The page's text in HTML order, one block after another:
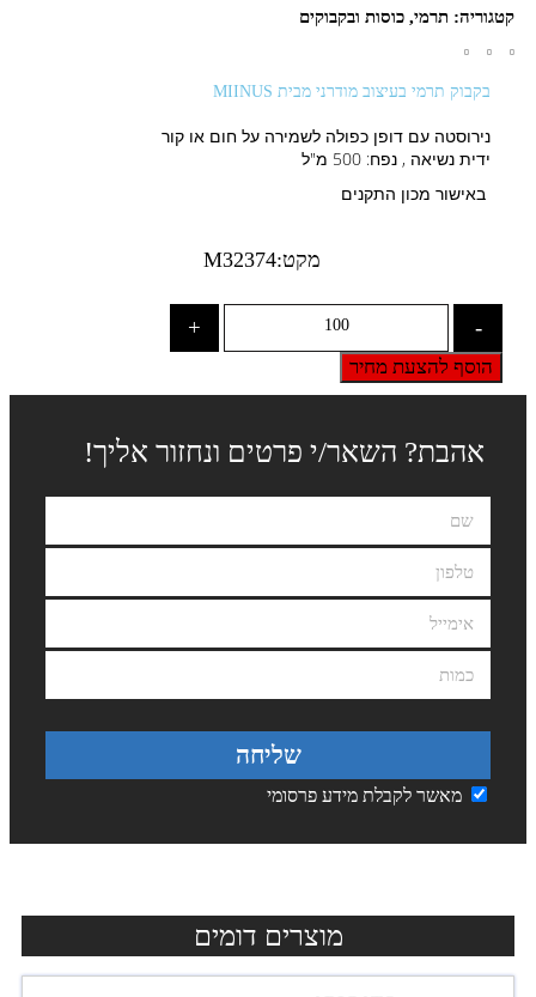
קטגוריה: תרמי, כוסות ובקבוקים
בקבוק תרמי בעיצוב מודרני מבית MIINUS
נירוסטה עם דופן כפולה לשמירה על חום או קור
ידית נשיאה , נפח: 500 מ"ל
באישור מכון התקנים
מקט:M32374
-
+
הוסף להצעת מחיר
אהבת? השאר/י פרטים ונחזור אליך!
מאשר לקבלת מידע פרסומי
שליחה
מוצרים דומים